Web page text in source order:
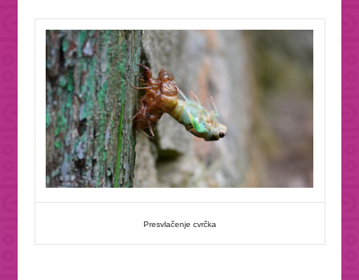
Presvlačenje cvrčka